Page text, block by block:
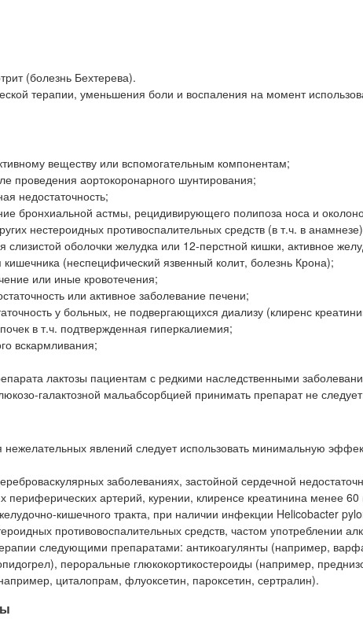
(болезнь Бехтерева).
терапии, уменьшения боли и воспаления на момент
веществу или вспомогательным компонентам;
проведения аортокоронарного шунтирования;
недостаточность;
бронхиальной астмы, рецидивирующего полипоза носа и
нестероидных противоспалительных средств (в т.ч. в
оболочки желудка или 12-перстной кишки, активное
(неспецифический язвенный колит, болезнь Крона);
или иные кровотечения;
или активное заболевание печени;
у больных, не подвергающихся диализу (клиренс
в т.ч. подтвержденная гиперкалиемия;
вскармливания;
лактозы пациентам с редкими наследственными
галактозной мальабсорбцией принимать препарат не
нежелательных явлений следует использовать минимальную
заболеваниях, застойной сердечной
периферических артерий, курении, клиренсе креатинина менее
кишечного тракта, при наличии инфекции Helicobacter
противовоспалительных средств, частом употреблении
следующими препаратами: антикоагулянты (например,
пероральные глюкокортикостероиды (например,
циталопрам, флуоксетин, пароксетин, сертралин).